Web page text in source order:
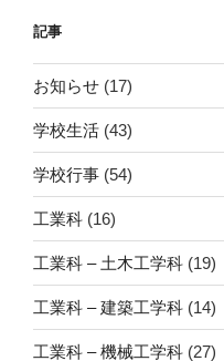
記事
お知らせ (17)
学校生活 (43)
学校行事 (54)
工業科 (16)
工業科 – 土木工学科 (19)
工業科 – 建築工学科 (14)
工業科 – 機械工学科 (27)